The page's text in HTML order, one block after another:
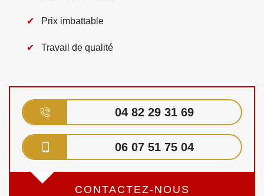
Prix imbattable
Travail de qualité
04 82 29 31 69
06 07 51 75 04
CONTACTEZ-NOUS